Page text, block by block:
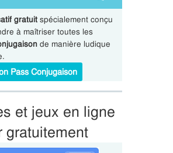
gratuitspécialement conçu
à maîtriser toutes les
de manière ludique
Pass Conjugaison
et jeux en ligne
gratuitement